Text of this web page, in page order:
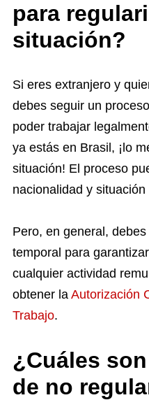
para
situación?
Si eres extranjero y
debes seguir un
poder trabajar
ya estás en Brasil, ¡lo
situación! El proceso
nacionalidad y
Pero, en general,
temporal para
cualquier actividad
obtener la Autorización
Trabajo.
¿Cuáles
de no